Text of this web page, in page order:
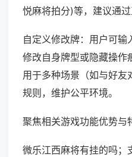
悦麻将拍分)等，建议通过
自定义修改牌：用户可输
修改自身牌型或隐藏操作
用于多种场景（如与好友
规则，维护公平环境。
聚焦相关游戏功能优势与
微乐江西麻将有挂的吗；